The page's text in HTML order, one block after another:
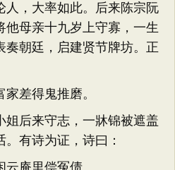
人，大率如此。后来陈宗阮
他母亲十九岁上守寡，一生
奏朝廷，启建贤节牌坊。正
差得鬼推磨。
后来守志，一牀锦被遮盖
有诗为证，诗曰：
庵里偿冤债。